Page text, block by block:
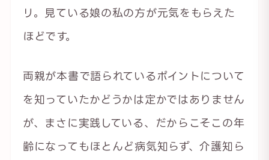
リ。見ている娘の私の方が元気をもらえた
ほどです。
両親が本書で語られているポイントについて
を知っていたかどうかは定かではありません
が、まさに実践している、だからこそこの年
齢になってもほとんど病気知らず、介護知ら